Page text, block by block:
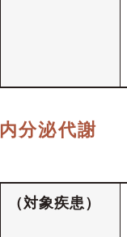
内分泌代謝
（対象疾患）